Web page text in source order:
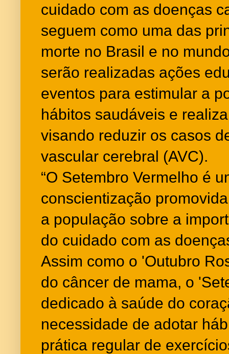
cuidado com as doenças
seguem como uma das
morte no Brasil e no
serão realizadas ações
eventos para estimular a
hábitos saudáveis e
visando reduzir os casos
vascular cerebral (AVC).
“O Setembro Vermelho é
conscientização
a população sobre a
do cuidado com as
Assim como o 'Outubro
do câncer de mama, o
dedicado à saúde do
necessidade de adotar
prática regular de